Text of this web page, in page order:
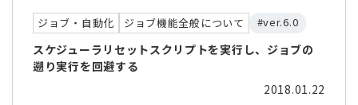
ジョブ・自動化 ジョブ機能全般について #ver.6.0
スケジューラリセットスクリプトを実行し、ジョブの
遡り実行を回避する
2018.01.22